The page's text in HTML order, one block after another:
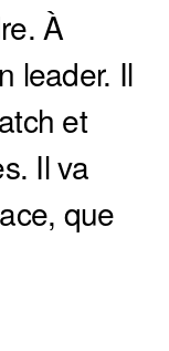
À
leader. Il
et
Il va
que